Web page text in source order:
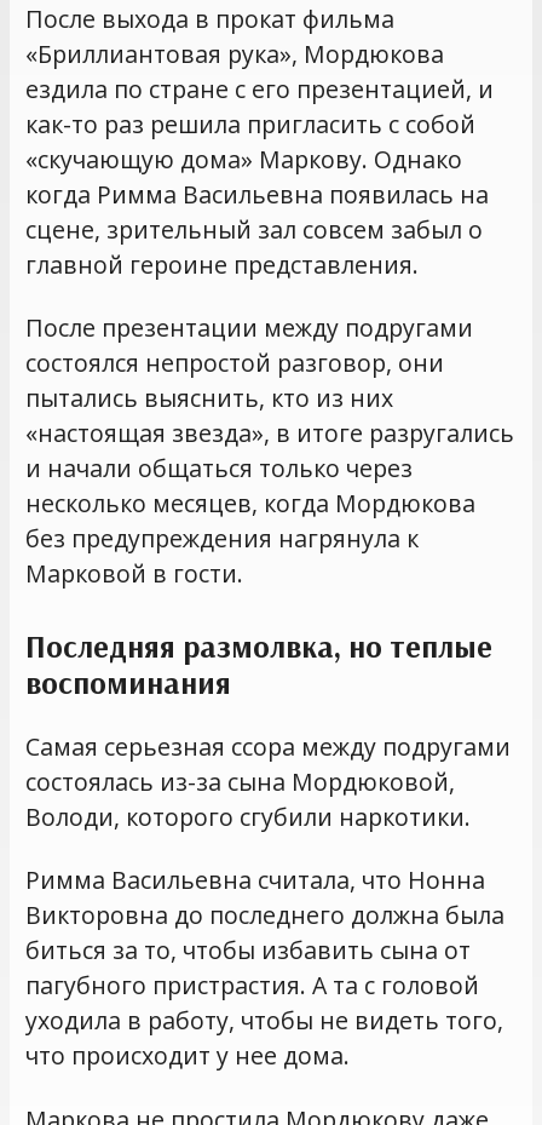
После выхода в прокат фильма
«Бриллиантовая рука», Мордюкова
ездила по стране с его презентацией, и
как-то раз решила пригласить с собой
«скучающую дома» Маркову. Однако
когда Римма Васильевна появилась на
сцене, зрительный зал совсем забыл о
главной героине представления.
После презентации между подругами
состоялся непростой разговор, они
пытались выяснить, кто из них
«настоящая звезда», в итоге разругались
и начали общаться только через
несколько месяцев, когда Мордюкова
без предупреждения нагрянула к
Марковой в гости.
Последняя размолвка, но теплые
воспоминания
Самая серьезная ссора между подругами
состоялась из-за сына Мордюковой,
Володи, которого сгубили наркотики.
Римма Васильевна считала, что Нонна
Викторовна до последнего должна была
биться за то, чтобы избавить сына от
пагубного пристрастия. А та с головой
уходила в работу, чтобы не видеть того,
что происходит у нее дома.